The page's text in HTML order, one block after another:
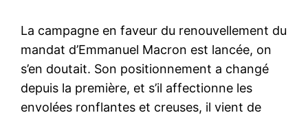
La campagne en faveur du renouvellement du
mandat d’Emmanuel Macron est lancée, on
s’en doutait. Son positionnement a changé
depuis la première, et s’il affectionne les
envolées ronflantes et creuses, il vient de